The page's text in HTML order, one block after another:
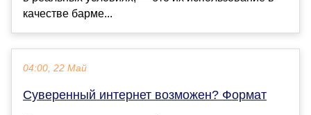
качестве барме...
04:00, 22 Май
Суверенный интернет возможен? Формат